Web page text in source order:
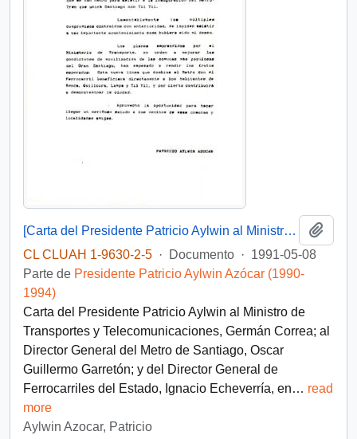
[Carta del Presidente Patricio Aylwin al Ministro de Transportes, Germán Correa]
CL CLUAH 1-9630-2-5 · Documento · 1991-05-08
Parte de Presidente Patricio Aylwin Azócar (1990-
1994)
Carta del Presidente Patricio Aylwin al Ministro de
Transportes y Telecomunicaciones, Germán Correa; al
Director General del Metro de Santiago, Oscar
Guillermo Garretón; y del Director General de
Ferrocarriles del Estado, Ignacio Echeverría, en… read
more
Aylwin Azocar, Patricio